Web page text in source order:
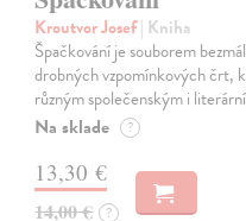
Kroutvor Josef| Kniha
Špačkování je souborem
drobných vzpomínkových črt,
různým společenským i
Na sklade ?
13,30 €
14,00 € ?